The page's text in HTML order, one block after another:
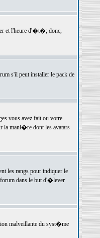
et l'heure d'�t�; donc,
s'il peut installer le pack de
vous avez fait ou votre
la mani�re dont les avatars
les rangs pour indiquer le
dans le but d'�lever
malveillante du syst�me